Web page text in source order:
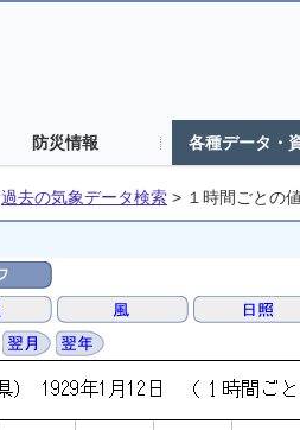
防災情報 各種データ・
過去の気象データ検索 > １時間ごとの